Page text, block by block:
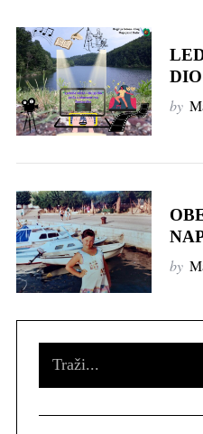
DIO
by
by